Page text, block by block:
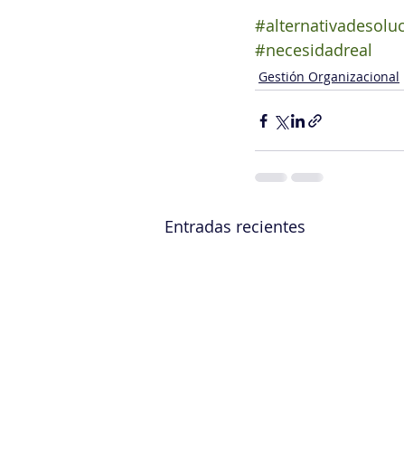
#necesidadreal
Gestión Organizacional
Entradas recientes